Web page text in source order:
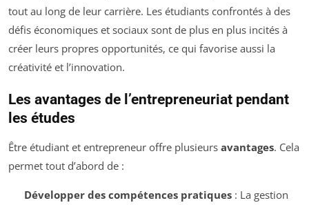
tout au long de leur carrière. Les étudiants confrontés à des
défis économiques et sociaux sont de plus en plus incités à
créer leurs propres opportunités, ce qui favorise aussi la
créativité et l’innovation.
Les avantages de l’entrepreneuriat pendant
les études
Être étudiant et entrepreneur offre plusieurs avantages. Cela
permet tout d’abord de :
Développer des compétences pratiques: La gestion